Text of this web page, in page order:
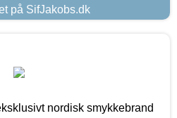
på SifJakobs.dk
nordisk smykkebrand